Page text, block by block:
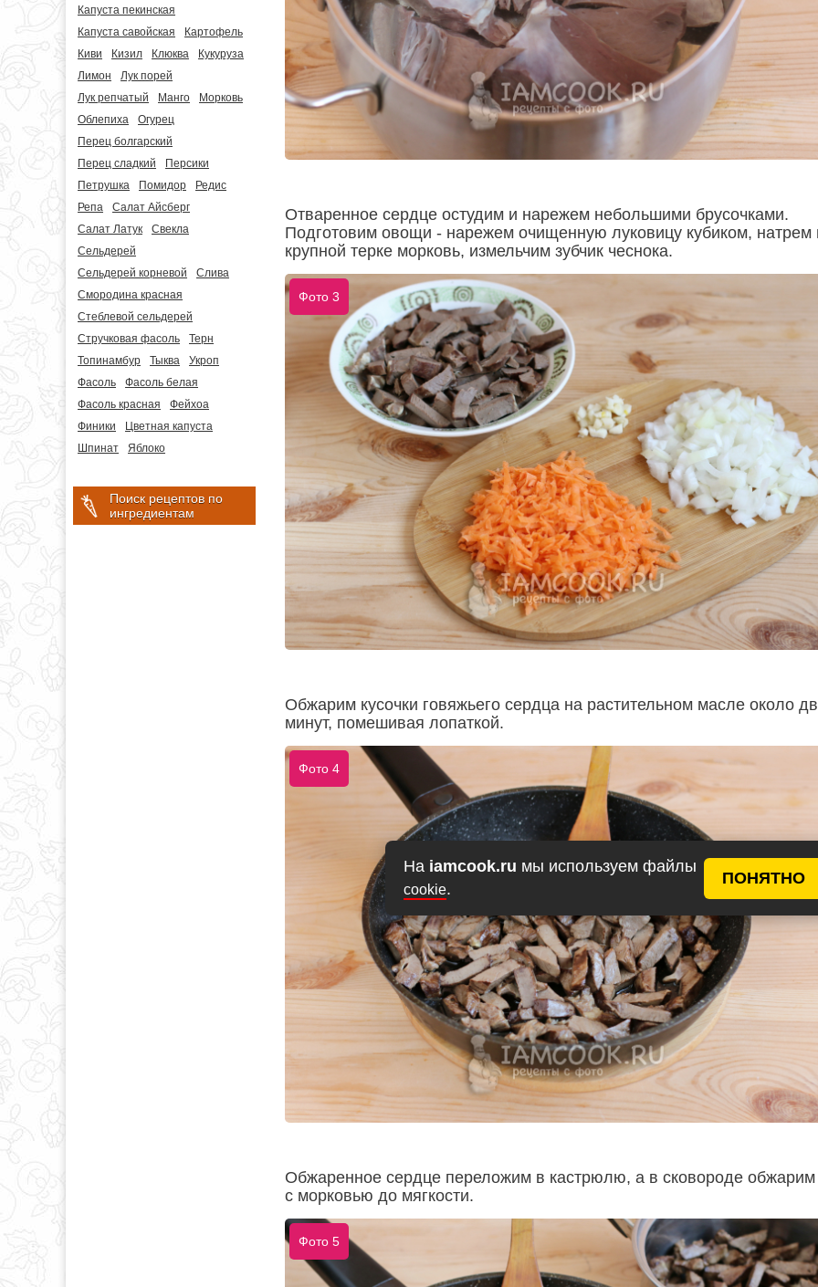
На iamcook.ru мы используем файлы
cookie.
ПОНЯТНО
Капуста пекинская
Капуста савойская
Картофель
Киви
Кизил Клюква
Кукуруза
Лимон
Лук порей
Лук репчатый
Манго
Морковь
Облепиха
Огурец
Перец болгарский
Перец сладкий
Персики
Петрушка
Помидор
Редис
Репа
Салат Айсберг
Салат Латук
Свекла
Сельдерей
Сельдерей корневой
Слива
Смородина красная
Стеблевой сельдерей
Стручковая фасоль
Терн
Топинамбур
Тыква
Укроп
Фасоль
Фасоль белая
Фасоль красная
Фейхоа
Финики
Цветная капуста
Шпинат
Яблоко
Поиск рецептов по
ингредиентам
Отваренное сердце остудим и нарежем небольшими брусочками.
Подготовим овощи - нарежем очищенную луковицу кубиком, натрем
крупной терке морковь, измельчим зубчик чеснока.
Фото 3
Обжарим кусочки говяжьего сердца на растительном масле около
минут, помешивая лопаткой.
Фото 4
Обжаренное сердце переложим в кастрюлю, а в сковороде обжарим
с морковью до мягкости.
Фото 5